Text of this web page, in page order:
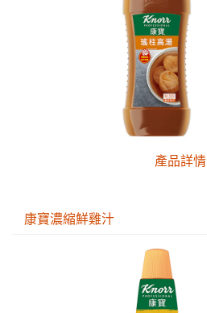
產品詳情
康寶濃縮鮮雞汁